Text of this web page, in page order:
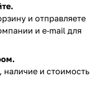
и отправляете
и e‑mail для
и стоимость